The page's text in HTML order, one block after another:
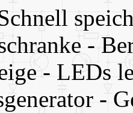
-
- LEDs
-